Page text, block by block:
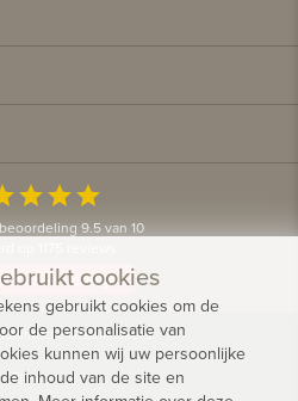
starstarstar
9.5 van 10
klantervaringen
Gedenktekens
Privacy
cookies
gebruikt cookies om de
de personalisatie van
kunnen wij uw persoonlijke
inhoud van de site en